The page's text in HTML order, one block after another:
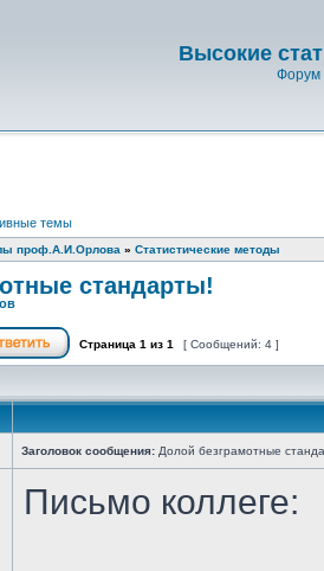
Высокие
Форум
темы
проф.А.И.Орлова » Статистические методы
стандарты!
Страница 1 из 1 [ Сообщений: 4 ]
Заголовок сообщения: Долой безграмотные
Письмо коллеге: